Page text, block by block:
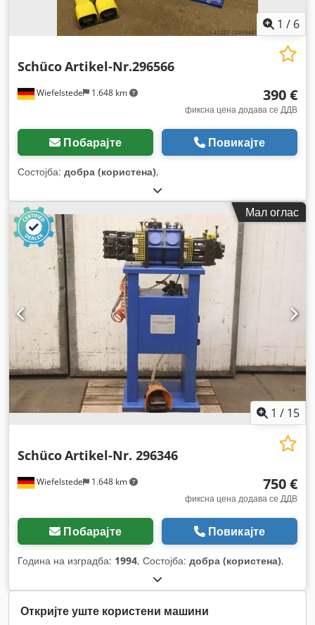
1 / 6
Wiefelstede 1.648 km
SchücoArtikel-Nr.296566
390 €
фиксна цена додава се ДДВ
Побарајте Повикајте
Состојба: добра (користена),
Мал оглас
1 / 15
Wiefelstede 1.648 km
SchücoArtikel-Nr. 296346
750 €
фиксна цена додава се ДДВ
Побарајте Повикајте
Година на изградба: 1994, Состојба: добра (користена),
Откријте уште користени машини